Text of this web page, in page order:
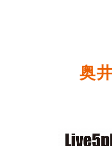
奥